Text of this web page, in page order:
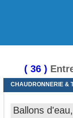
( 36 )
CHAUDRONNERIE &
Ballons